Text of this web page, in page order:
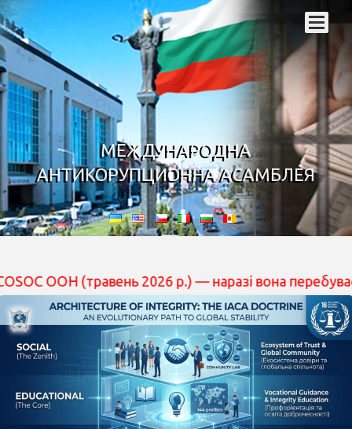
МЕЖДУНАРОДНА
АНТИКОРУПЦИОННА АСАМБЛЕЯ
(травень 2026 р.) — наразі вона перебуває на